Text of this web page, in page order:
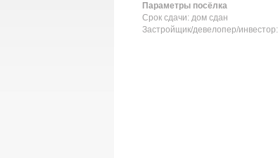
Параметры посёлка
Срок сдачи: дом сдан
Застройщик/девелопер/инвестор: